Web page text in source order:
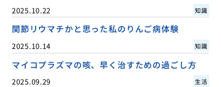
2025.10.22 知識
関節リウマチかと思った私のりんご病体験
2025.10.14 知識
マイコプラズマの咳、早く治すための過ごし方
2025.09.29 生活